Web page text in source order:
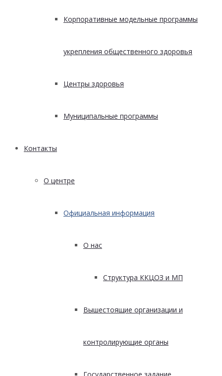
Корпоративные модельные программы
укрепления общественного здоровья
Центры здоровья
Муниципальные программы
Контакты
О центре
Официальная информация
О нас
Структура ККЦОЗ и МП
Вышестоящие организации и
контролирующие органы